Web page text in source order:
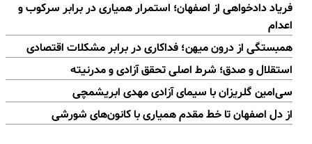
فریاد دادخواهی از اصفهان؛ استمرار همیاری در برابر سرکوب و
اعدام
همبستگی از درون میهن؛ فداکاری در برابر مشکلات اقتصادی
استقلال و صدق؛ شرط اصلی تحقق آزادی و مدرنیته
سی‌امین گلریزان با سیمای آزادی مهدی ابریشمچی
از دل اصفهان تا خط مقدم همیاری با کانون‌های شورشی